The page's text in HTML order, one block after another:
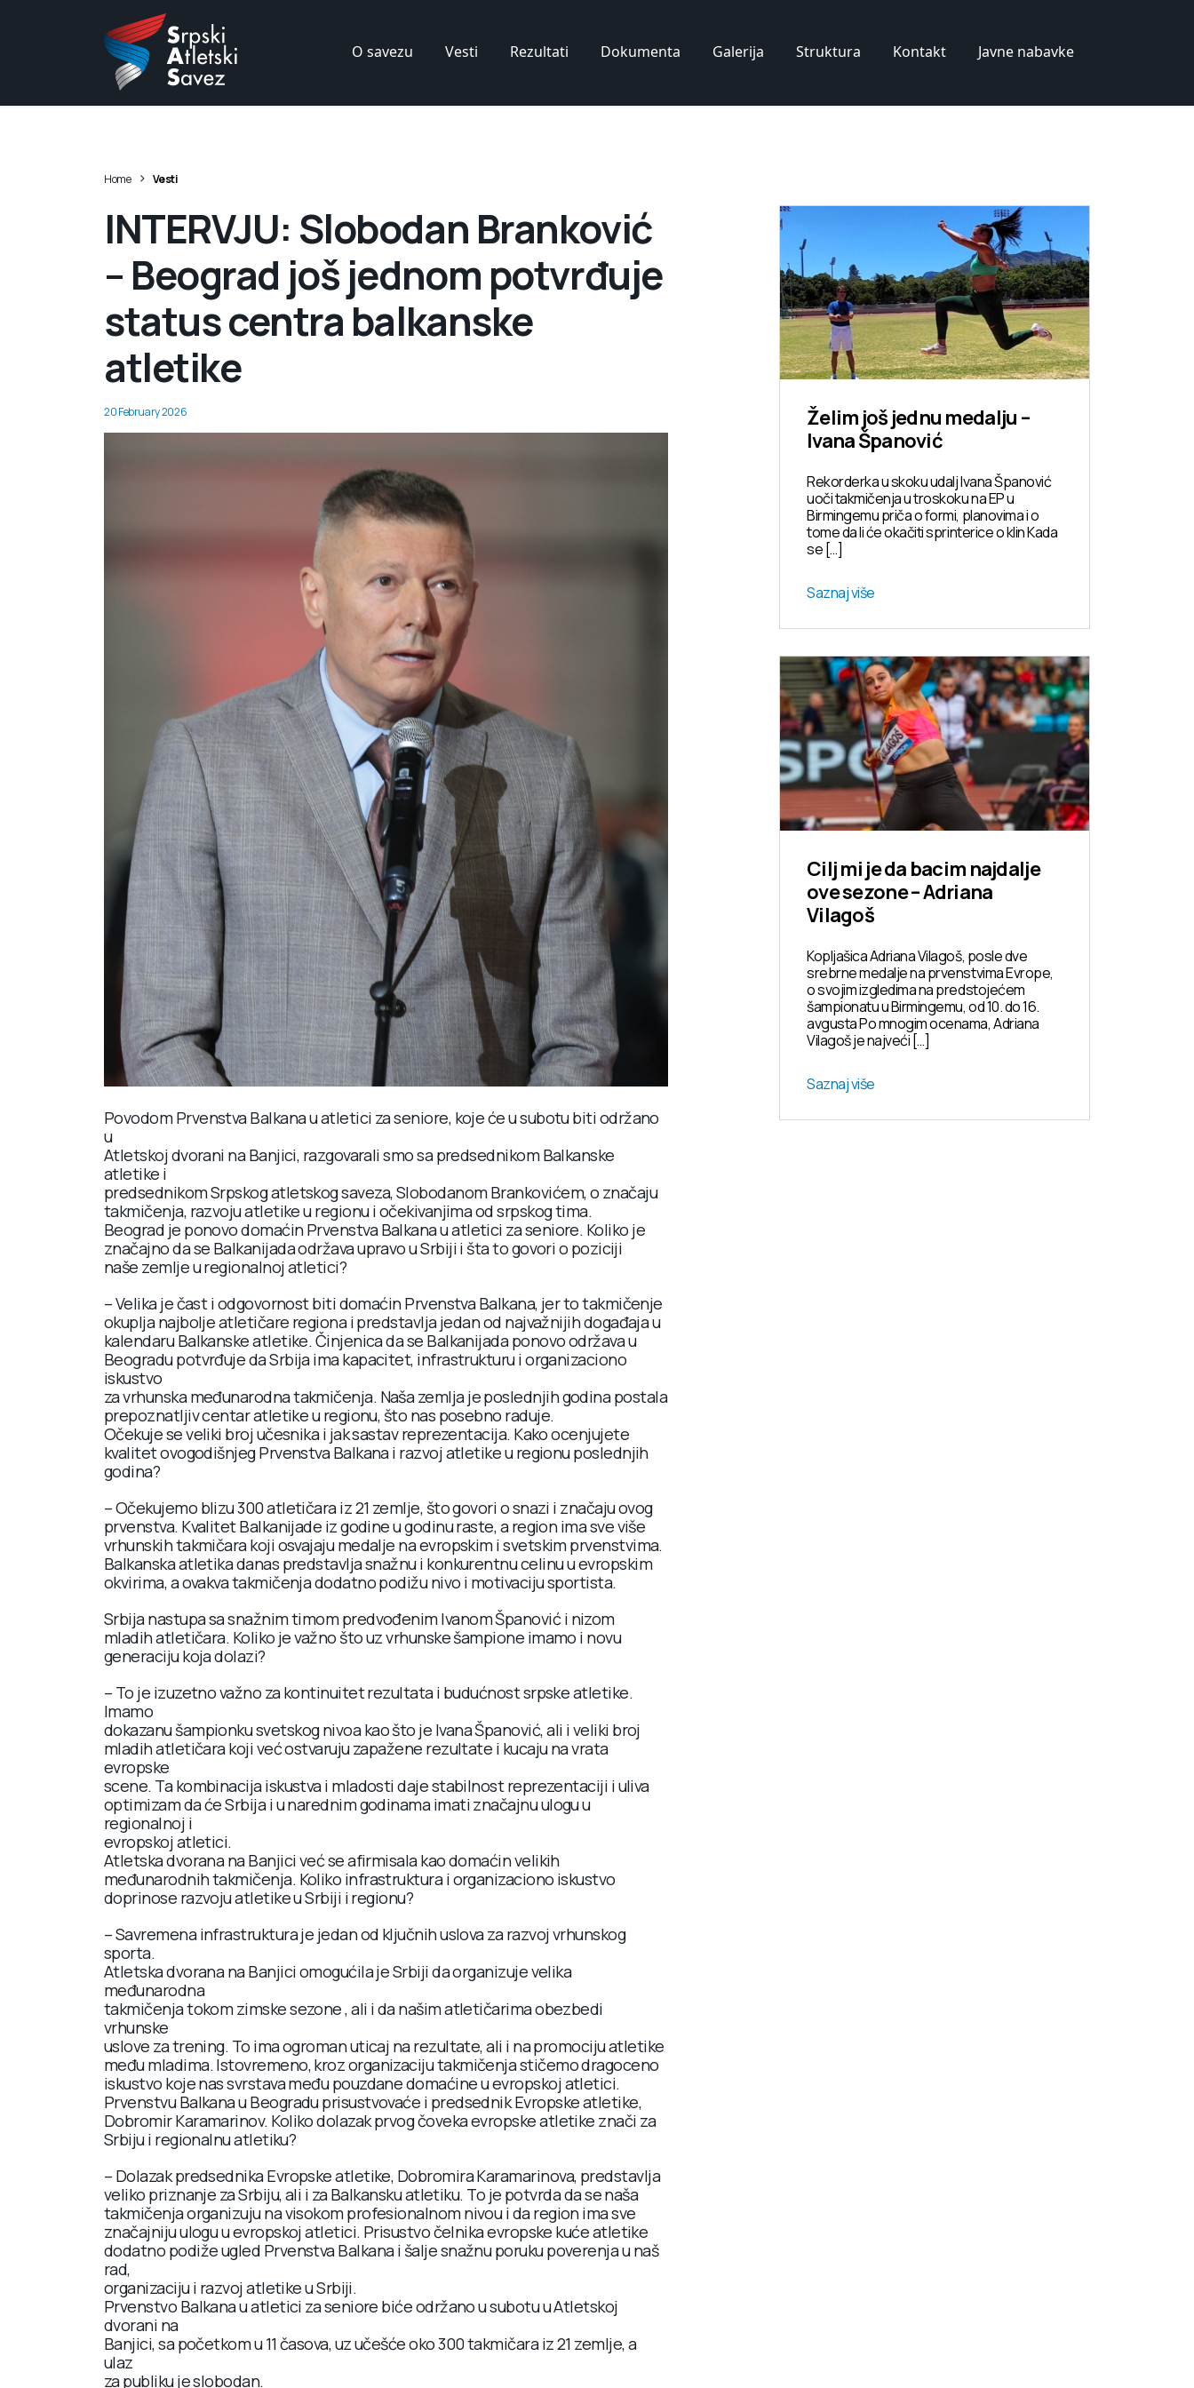
O savezu Vesti Rezultati Dokumenta Galerija Struktura Kontakt Javne nabavke
Home > Vesti
INTERVJU: Slobodan Branković
– Beograd još jednom potvrđuje
status centra balkanske
atletike
20 February 2026
Povodom Prvenstva Balkana u atletici za seniore, koje će u subotu biti održano
u
Atletskoj dvorani na Banjici, razgovarali smo sa predsednikom Balkanske
atletike i
predsednikom Srpskog atletskog saveza, Slobodanom Brankovićem, o značaju
takmičenja, razvoju atletike u regionu i očekivanjima od srpskog tima.
Beograd je ponovo domaćin Prvenstva Balkana u atletici za seniore. Koliko je
značajno da se Balkanijada održava upravo u Srbiji i šta to govori o poziciji
naše zemlje u regionalnoj atletici?
– Velika je čast i odgovornost biti domaćin Prvenstva Balkana, jer to takmičenje
okuplja najbolje atletičare regiona i predstavlja jedan od najvažnijih događaja u
kalendaru Balkanske atletike. Činjenica da se Balkanijada ponovo održava u
Beogradu potvrđuje da Srbija ima kapacitet, infrastrukturu i organizaciono
iskustvo
za vrhunska međunarodna takmičenja. Naša zemlja je poslednjih godina postala
prepoznatljiv centar atletike u regionu, što nas posebno raduje.
Očekuje se veliki broj učesnika i jak sastav reprezentacija. Kako ocenjujete
kvalitet ovogodišnjeg Prvenstva Balkana i razvoj atletike u regionu poslednjih
godina?
– Očekujemo blizu 300 atletičara iz 21 zemlje, što govori o snazi i značaju ovog
prvenstva. Kvalitet Balkanijade iz godine u godinu raste, a region ima sve više
vrhunskih takmičara koji osvajaju medalje na evropskim i svetskim prvenstvima.
Balkanska atletika danas predstavlja snažnu i konkurentnu celinu u evropskim
okvirima, a ovakva takmičenja dodatno podižu nivo i motivaciju sportista.
Srbija nastupa sa snažnim timom predvođenim Ivanom Španović i nizom
mladih atletičara. Koliko je važno što uz vrhunske šampione imamo i novu
generaciju koja dolazi?
– To je izuzetno važno za kontinuitet rezultata i budućnost srpske atletike.
Imamo
dokazanu šampionku svetskog nivoa kao što je Ivana Španović, ali i veliki broj
mladih atletičara koji već ostvaruju zapažene rezultate i kucaju na vrata
evropske
scene. Ta kombinacija iskustva i mladosti daje stabilnost reprezentaciji i uliva
optimizam da će Srbija i u narednim godinama imati značajnu ulogu u
regionalnoj i
evropskoj atletici.
Atletska dvorana na Banjici već se afirmisala kao domaćin velikih
međunarodnih takmičenja. Koliko infrastruktura i organizaciono iskustvo
doprinose razvoju atletike u Srbiji i regionu?
– Savremena infrastruktura je jedan od ključnih uslova za razvoj vrhunskog
sporta.
Atletska dvorana na Banjici omogućila je Srbiji da organizuje velika
međunarodna
takmičenja tokom zimske sezone , ali i da našim atletičarima obezbedi
vrhunske
uslove za trening. To ima ogroman uticaj na rezultate, ali i na promociju atletike
među mladima. Istovremeno, kroz organizaciju takmičenja stičemo dragoceno
iskustvo koje nas svrstava među pouzdane domaćine u evropskoj atletici.
Prvenstvu Balkana u Beogradu prisustvovaće i predsednik Evropske atletike,
Dobromir Karamarinov. Koliko dolazak prvog čoveka evropske atletike znači za
Srbiju i regionalnu atletiku?
– Dolazak predsednika Evropske atletike, Dobromira Karamarinova, predstavlja
veliko priznanje za Srbiju, ali i za Balkansku atletiku. To je potvrda da se naša
takmičenja organizuju na visokom profesionalnom nivou i da region ima sve
značajniju ulogu u evropskoj atletici. Prisustvo čelnika evropske kuće atletike
dodatno podiže ugled Prvenstva Balkana i šalje snažnu poruku poverenja u naš
rad,
organizaciju i razvoj atletike u Srbiji.
Prvenstvo Balkana u atletici za seniore biće održano u subotu u Atletskoj
dvorani na
Banjici, sa početkom u 11 časova, uz učešće oko 300 takmičara iz 21 zemlje, a
ulaz
za publiku je slobodan.
Želim još jednu medalju –
Ivana Španović
Rekorderka u skoku udalj Ivana Španović
uoči takmičenja u troskoku na EP u
Birmingemu priča o formi, planovima i o
tome da li će okačiti sprinterice o klin Kada
se […]
Saznaj više
Cilj mi je da bacim najdalje
ove sezone – Adriana
Vilagoš
Kopljašica Adriana Vilagoš, posle dve
srebrne medalje na prvenstvima Evrope,
o svojim izgledima na predstojećem
šampionatu u Birmingemu, od 10. do 16.
avgusta Po mnogim ocenama, Adriana
Vilagoš je najveći […]
Saznaj više